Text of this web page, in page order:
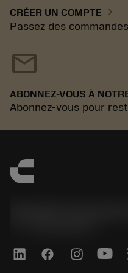
CRÉER UN COMPTE chevron_right
Passez des
mail
ABONNEZ-VOUS À
Abonnez-vous pour